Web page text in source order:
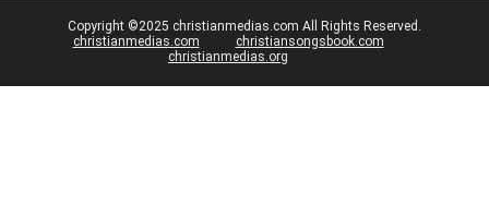
Copyright ©2025 christianmedias.com All Rights Reserved.
christianmedias.com
christiansongsbook.com
christianmedias.org